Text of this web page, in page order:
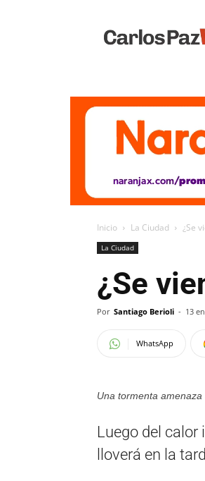
Vivo
Inicio La Ciudad ¿Se
La Ciudad
¿Se
Por Santiago Berioli - 13
WhatsApp
Una tormenta amenaza
Luego del calor
lloverá en la